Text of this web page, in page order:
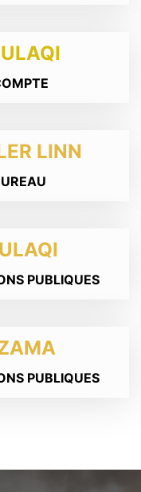
LINN
PUBLIQUES
PUBLIQUES